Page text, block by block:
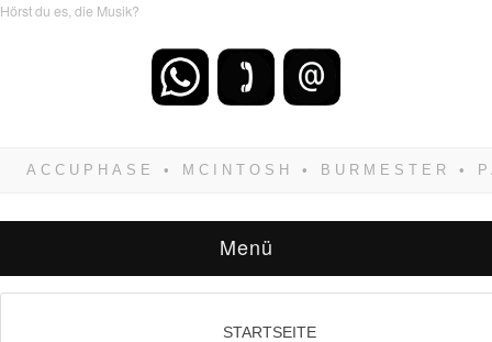
Hörst du es, die Musik?
zwangsläufig siegen! Und noch was: Hifi
Menü
STARTSEITE